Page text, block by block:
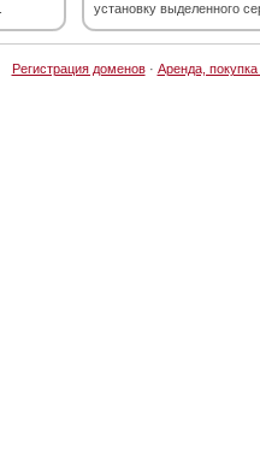
установку выделенного
Регистрация доменов· Аренда,